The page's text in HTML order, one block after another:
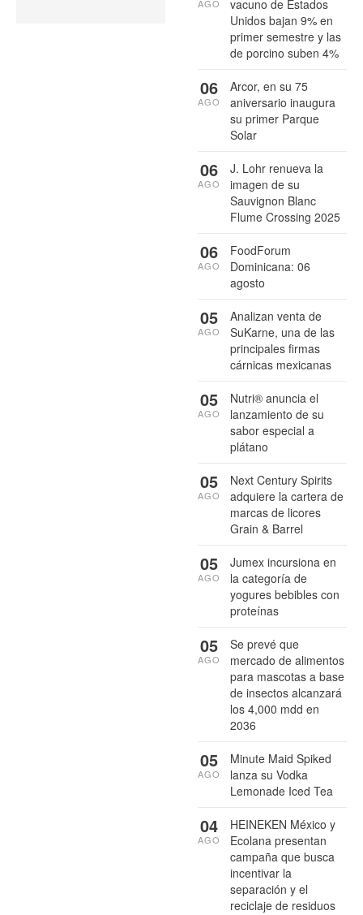
vacuno de Estados
Unidos bajan 9% en
primer semestre y las
de porcino suben 4%
AGO
Arcor, en su 75
aniversario inaugura
su primer Parque
Solar
06
AGO
J. Lohr renueva la
imagen de su
Sauvignon Blanc
Flume Crossing 2025
06
AGO
FoodForum
Dominicana: 06
agosto
06
AGO
Analizan venta de
SuKarne, una de las
principales firmas
cárnicas mexicanas
05
AGO
Nutri® anuncia el
lanzamiento de su
sabor especial a
plátano
05
AGO
Next Century Spirits
adquiere la cartera de
marcas de licores
Grain & Barrel
05
AGO
Jumex incursiona en
la categoría de
yogures bebibles con
proteínas
05
AGO
Se prevé que
mercado de alimentos
para mascotas a base
de insectos alcanzará
los 4,000 mdd en
2036
05
AGO
Minute Maid Spiked
lanza su Vodka
Lemonade Iced Tea
05
AGO
HEINEKEN México y
Ecolana presentan
campaña que busca
incentivar la
separación y el
reciclaje de residuos
04
AGO